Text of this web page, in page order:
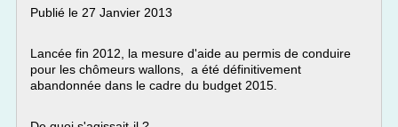
Publié le 27 Janvier 2013
Lancée fin 2012, la mesure d'aide au permis de conduire
pour les chômeurs wallons, a été définitivement
abandonnée dans le cadre du budget 2015.